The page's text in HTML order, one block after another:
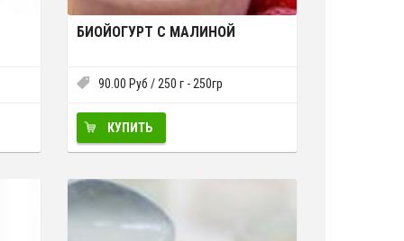
БИОЙОГУРТ С МАЛИНОЙ
90.00 Руб / 250 г - 250гр
КУПИТЬ